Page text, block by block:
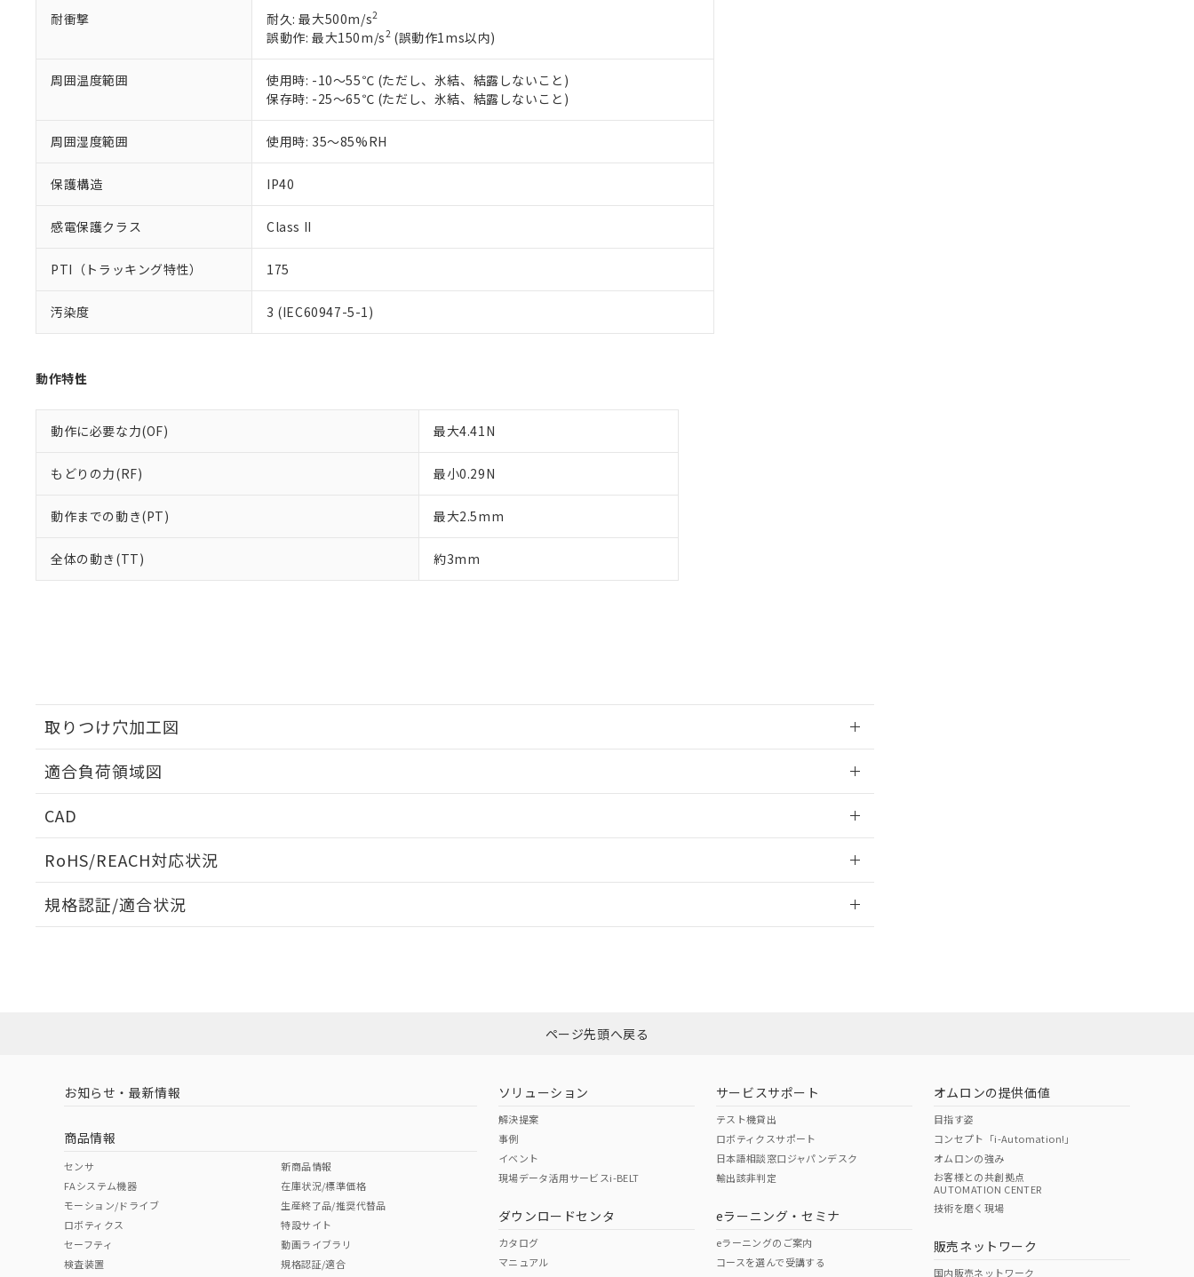
耐衝撃 耐久: 最大500m/s2
誤動作: 最大150m/s2(誤動作1ms以内)
周囲温度範囲
使用時: -10～55℃ (ただし、氷結、結露しないこと)
保存時: -25～65℃ (ただし、氷結、結露しないこと)
周囲湿度範囲 使用時: 35～85%RH
保護構造 IP40
感電保護クラス Class II
PTI（トラッキング特性） 175
汚染度 3 (IEC60947-5-1)
動作特性
動作に必要な力(OF) 最大4.41N
もどりの力(RF) 最小0.29N
動作までの動き(PT) 最大2.5mm
全体の動き(TT) 約3mm
取りつけ穴加工図
適合負荷領域図
CAD
RoHS/REACH対応状況
EU RoHS 注意事項・凡例
ダウンロードはこちら
中国 RoHS 注意事項・凡例
中国 RoHS表
Pb Hg Cr(VI)
O O
規格認証/適合状況
（イギリス
（ノルウェー
（日本
（アメリカ
この製品の規格認証/適合状況ページへ
その他の認証はこちらのページからご検索ください
※当社の共同利用者とは、
いる法人を指します。
下記の非含有証明書をダウンロードすることができます。
EU RoHS指令（10物質）の非含有証明書
※本証明書は発行日時点で非含有を証明するもので、過去に遡って非含有を証明するものではありません。
また、RoHS指令のフタル酸エステル類４物質の対応では、対応完了までの期間は出荷製品に未対応品が
混在することから備考欄に対応日を記載しておりました。
既に当社にて対応品への在庫切替を完了していることから、特段のことがない限り、2022年1月12日よ
り割愛しております。
ページ先頭へ戻る
お知らせ・最新情報
商品情報
センサ
FAシステム機器
モーション/ドライブ
ロボティクス
セーフティ
検査装置
新商品情報
在庫状況/標準価格
生産終了品/推奨代替品
特設サイト
動画ライブラリ
規格認証/適合
ソリューション
解決提案
事例
イベント
現場データ活用サービスi-BELT
ダウンロードセンタ
カタログ
マニュアル
サービスサポート
テスト機貸出
ロボティクスサポート
日本語相談窓口ジャパンデスク
輸出該非判定
eラーニング・セミナ
eラーニングのご案内
コースを選んで受講する
オムロンの提供価値
目指す姿
コンセプト「i-Automation!」
オムロンの強み
お客様との共創拠点
AUTOMATION CENTER
技術を磨く現場
販売ネットワーク
国内販売ネットワーク